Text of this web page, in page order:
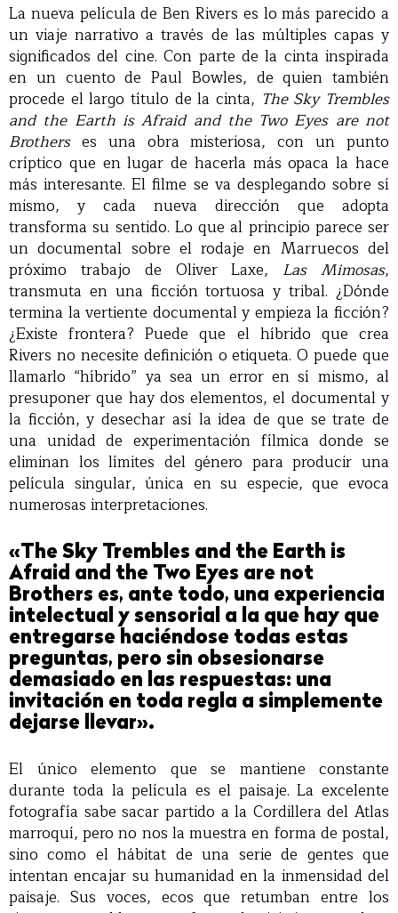
La nueva película de Ben Rivers es lo más parecido a
un viaje narrativo a través de las múltiples capas y
significados del cine. Con parte de la cinta inspirada
en un cuento de Paul Bowles, de quien también
procede el largo título de la cinta, The Sky Trembles
and the Earth is Afraid and the Two Eyes are not
Brotherses una obra misteriosa, con un punto
críptico que en lugar de hacerla más opaca la hace
más interesante. El filme se va desplegando sobre sí
mismo, y cada nueva dirección que adopta
transforma su sentido. Lo que al principio parece ser
un documental sobre el rodaje en Marruecos del
próximo trabajo de Oliver Laxe, Las Mimosas,
transmuta en una ficción tortuosa y tribal. ¿Dónde
termina la vertiente documental y empieza la ficción?
¿Existe frontera? Puede que el híbrido que crea
Rivers no necesite definición o etiqueta. O puede que
llamarlo “híbrido” ya sea un error en sí mismo, al
presuponer que hay dos elementos, el documental y
la ficción, y desechar así la idea de que se trate de
una unidad de experimentación fílmica donde se
eliminan los límites del género para producir una
película singular, única en su especie, que evoca
numerosas interpretaciones.
«The Sky Trembles and the Earth is
Afraid and the Two Eyes are not
Brothers es, ante todo, una experiencia
intelectual y sensorial a la que hay que
entregarse haciéndose todas estas
preguntas, pero sin obsesionarse
demasiado en las respuestas: una
invitación en toda regla a simplemente
dejarse llevar».
El único elemento que se mantiene constante
durante toda la película es el paisaje. La excelente
fotografía sabe sacar partido a la Cordillera del Atlas
marroquí, pero no nos la muestra en forma de postal,
sino como el hábitat de una serie de gentes que
intentan encajar su humanidad en la inmensidad del
paisaje. Sus voces, ecos que retumban entre los